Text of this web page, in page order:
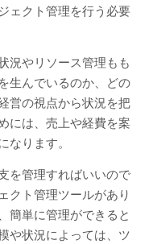
ェクト管理を行う必要
況やリソース管理もも
生んでいるのか、どの
営の視点から状況を把
には、売上や経費を案
ります。
を管理すればいいので
クト管理ツールがあり
簡単に管理ができると
や状況によっては、ツ